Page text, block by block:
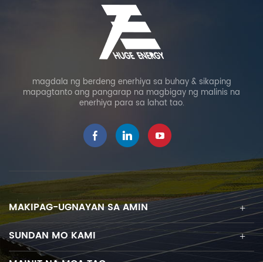
magdala ng berdeng enerhiya sa buhay & sikaping
mapagtanto ang pangarap na magbigay ng malinis na
enerhiya para sa lahat tao.
MAKIPAG-UGNAYAN SA AMIN
SUNDAN MO KAMI